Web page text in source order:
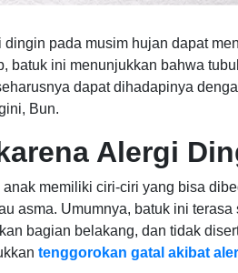
pada musim hujan dapat
batuk ini menunjukkan bahwa
dapat dihadapinya
Bun.
Alergi
memiliki ciri-ciri yang bisa
asma. Umumnya, batuk ini terasa
bagian belakang, dan tidak
tenggorokan gatal akibat